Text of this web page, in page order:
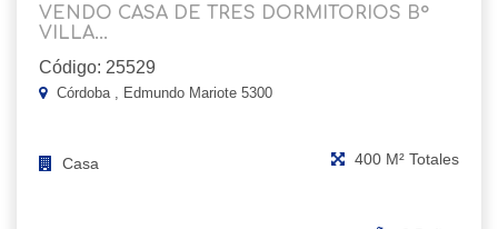
VENDO CASA DE TRES DORMITORIOS B°
VILLA...
Código: 25529
Córdoba , Edmundo Mariote 5300
Casa 400 M² Totales